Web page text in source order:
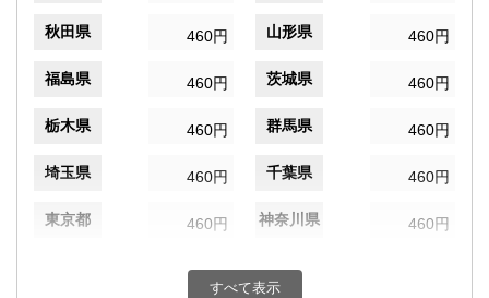
秋田県 460円 山形県 460円
福島県 460円 茨城県 460円
栃木県 460円 群馬県 460円
埼玉県 460円 千葉県 460円
東京都 460円 神奈川県 460円
460円 富山県
すべて表示